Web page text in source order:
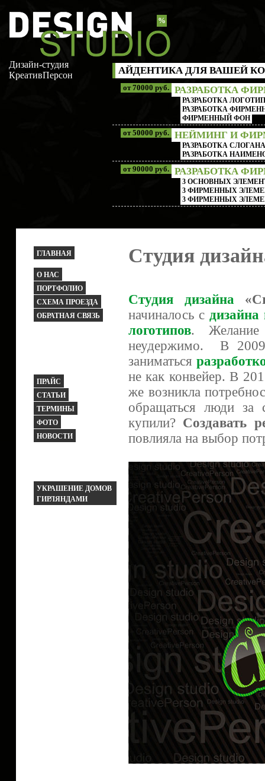
Дизайн-студия
КреативПерсон
%
АЙДЕНТИКА ДЛЯ ВАШЕЙ
РАЗРАБОТКА
РАЗРАБОТКА
РАЗРАБОТКА
ФИРМЕННЫЙ ФОН
от 70000 руб.
НЕЙМИНГ И
РАЗРАБОТКА
РАЗРАБОТКА
от 50000 руб.
РАЗРАБОТКА
3 ОСНОВНЫХ
3 ФИРМЕННЫХ
3 ФИРМЕННЫХ
от 90000 руб.
ГЛАВНАЯ
О НАС
ПОРТФОЛИО
СХЕМА ПРОЕЗДА
ОБРАТНАЯ СВЯЗЬ
ПРАЙС
СТАТЬИ
ТЕРМИНЫ
ФОТО
НОВОСТИ
УКРАШЕНИЕ ДОМОВ
ГИРЛЯНДАМИ
Студия
Студия дизайна
начиналось с
логотипов. Желание
неудержимо. В
заниматься
не как конвейер. В
же возникла
обращаться люди за
купили? Создавать
повлияла на выбор